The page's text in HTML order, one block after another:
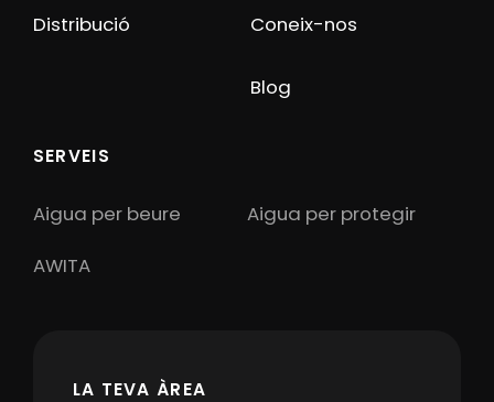
Distribució Coneix-nos
Blog
SERVEIS
Aigua per beure
Aigua per protegir
AWITA
LA TEVA ÀREA